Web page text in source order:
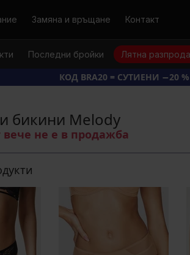
Замяна и връщане Контакт
Последни бройки Лятна
КОД BRA20 = СУТИЕНИ −20 %
бикини Melody
вече не е в продажба